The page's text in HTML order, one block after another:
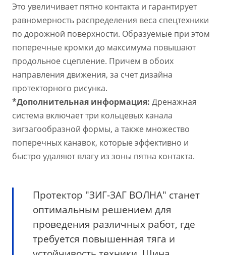
Это увеличивает пятно контакта и гарантирует
равномерность распределения веса спецтехники
по дорожной поверхности. Образуемые при этом
поперечные кромки до максимума повышают
продольное сцепление. Причем в обоих
направления движения, за счет дизайна
протекторного рисунка.
*Дополнительная информация: Дренажная
система включает три кольцевых канала
зигзагообразной формы, а также множество
поперечных канавок, которые эффективно и
быстро удаляют влагу из зоны пятна контакта.
Протектор "ЗИГ-ЗАГ ВОЛНА" станет
оптимальным решением для
проведения различных работ, где
требуется повышенная тяга и